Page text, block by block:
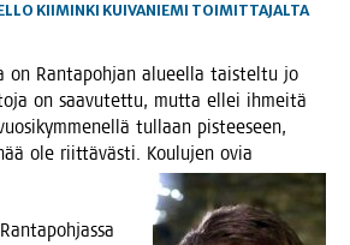
KIIMINKI KUIVANIEMI TOIMITTAJALTA
on Ran­ta­poh­jan alu­eel­la tais­tel­tu jo
on saa­vu­tet­tu, mut­ta ellei ihmei­tä
tul­laan pis­tee­seen,
ole riit­tä­väs­ti. Kou­lu­jen ovia